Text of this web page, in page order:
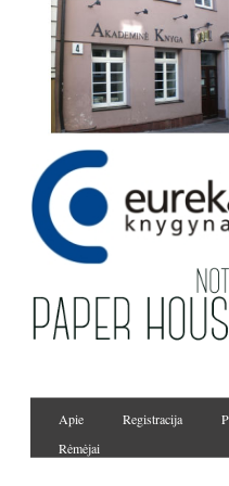
Apie Registracija
Rėmėjai